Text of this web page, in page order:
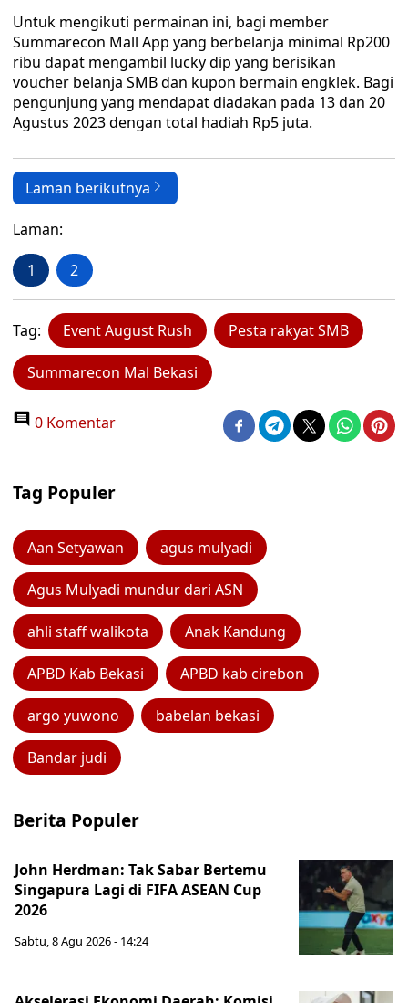
Untuk mengikuti permainan ini, bagi member
Summarecon Mall App yang berbelanja minimal Rp200
ribu dapat mengambil lucky dip yang berisikan
voucher belanja SMB dan kupon bermain engklek. Bagi
pengunjung yang mendapat diadakan pada 13 dan 20
Agustus 2023 dengan total hadiah Rp5 juta.
Laman berikutnya
Laman:
1 2
Tag: Event August Rush Pesta rakyat SMB
Summarecon Mal Bekasi
0 Komentar
Tag Populer
Aan Setyawan agus mulyadi
Agus Mulyadi mundur dari ASN
ahli staff walikota Anak Kandung
APBD Kab Bekasi APBD kab cirebon
argo yuwono babelan bekasi
Bandar judi
Berita Populer
John Herdman: Tak Sabar Bertemu
Singapura Lagi di FIFA ASEAN Cup
2026
Sabtu, 8 Agu 2026 - 14:24